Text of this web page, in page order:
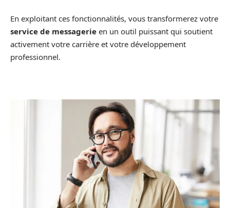
En exploitant ces fonctionnalités, vous transformerez votre
service de messagerie en un outil puissant qui soutient
activement votre carrière et votre développement
professionnel.